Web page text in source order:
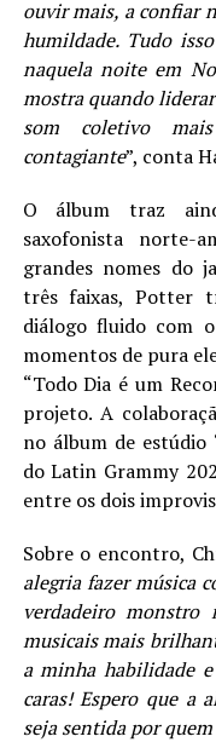
ouvir mais, a confiar
humildade. Tudo
naquela noite em
mostra quando
som coletivo
contagiante”, conta
O álbum traz
saxofonista norte-
grandes nomes do
três faixas, Potter
diálogo fluido com
momentos de pura
“Todo Dia é um
projeto. A
no álbum de estúdio
do Latin Grammy
entre os dois
Sobre o encontro,
alegria fazer música
verdadeiro
musicais mais
a minha habilidade e
caras! Espero que a
seja sentida por